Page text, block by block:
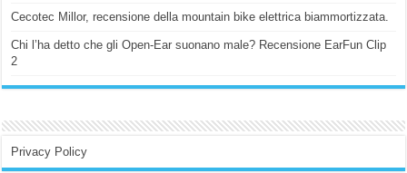
Cecotec Millor, recensione della mountain bike elettrica biammortizzata.
Chi l’ha detto che gli Open-Ear suonano male? Recensione EarFun Clip
2
Privacy Policy